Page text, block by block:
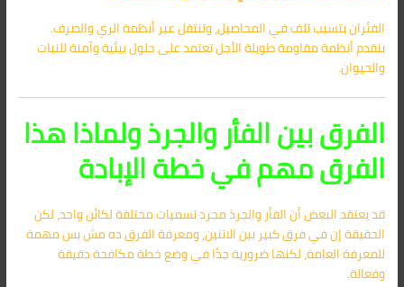
الفئران بتسبب تلف في المحاصيل، وتنتقل عبر أنظمة الري والصرف.
بنقدم أنظمة مقاومة طويلة الأجل تعتمد على حلول بيئية وآمنة للنبات
والحيوان.
الفرق بين الفأر والجرذ ولماذا هذا
الفرق مهم في خطة الإبادة
قد يعتقد البعض أن الفأر والجرذ مجرد تسميات مختلفة لكائن واحد، لكن
الحقيقة إن في فرق كبير بين الاتنين، ومعرفة الفرق ده مش بس مهمة
للمعرفة العامة، لكنها ضرورية جدًا في وضع خطة مكافحة دقيقة
وفعالة.